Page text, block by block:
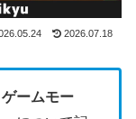
2026.07.18
ゲームモー